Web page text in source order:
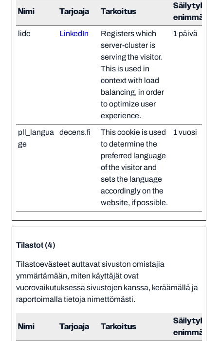
Nimi Tarjoaja Tarkoitus
Säilytyksen
lidc LinkedIn
Registers which
server-cluster is
serving the visitor.
This is used in
context with load
balancing, in order
to optimize user
experience.
1 päivä
pll_langua
ge
decens.fi
This cookie is used
to determine the
preferred language
of the visitor and
sets the language
accordingly on the
website, if possible.
1 vuosi
Tilastot (4)
Tilastoevästeet auttavat sivuston omistajia
ymmärtämään, miten käyttäjät ovat
vuorovaikutuksessa sivustojen kanssa, keräämällä ja
raportoimalla tietoja nimettömästi.
Nimi Tarjoaja Tarkoitus
Säilytyksen